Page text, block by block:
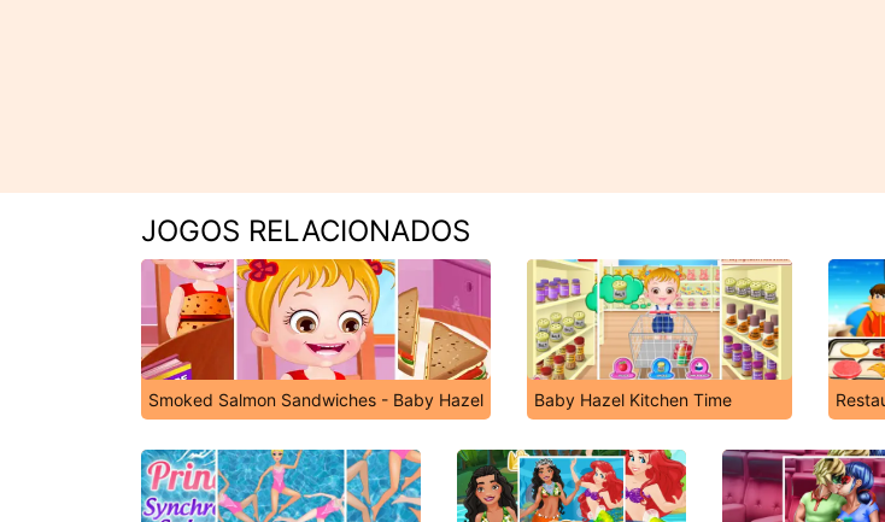
JOGOS RELACIONADOS
Smoked Salmon Sandwiches - Baby Hazel Baby Hazel Kitchen Time